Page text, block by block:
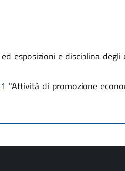
esposizioni e disciplina
"Attività di promozione